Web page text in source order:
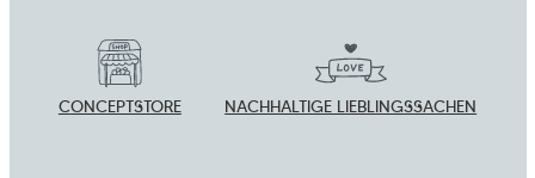
CONCEPTSTORE NACHHALTIGE LIEBLINGSSACHEN